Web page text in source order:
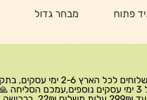
פתוח מבחר גדול
שירות משלוחים לכל הארץ 2-
עיכוב של 3 ימי עסקים נוספים,עמכם